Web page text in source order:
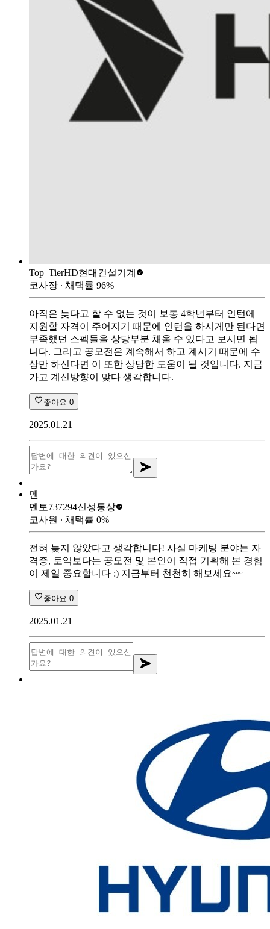
Top_TierHD현대건설기계
코사장 ∙ 채택률 96%
아직은 늦다고 할 수 없는 것이 보통 4학년부터 인턴에
지원할 자격이 주어지기 때문에 인턴을 하시게만 된다면
부족했던 스펙들을 상당부분 채울 수 있다고 보시면 됩
니다. 그리고 공모전은 계속해서 하고 계시기 때문에 수
상만 하신다면 이 또한 상당한 도움이 될 것입니다. 지금
가고 계신방향이 맞다 생각합니다.
좋아요 0
2025.01.21
멘
멘토737294신성통상
코사원 ∙ 채택률 0%
전혀 늦지 않았다고 생각합니다! 사실 마케팅 분야는 자
격증, 토익보다는 공모전 및 본인이 직접 기획해 본 경험
이 제일 중요합니다 :) 지금부터 천천히 해보세요~~
좋아요 0
2025.01.21